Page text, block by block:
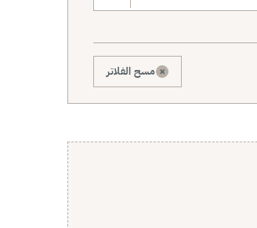
× مسح الفلاتر